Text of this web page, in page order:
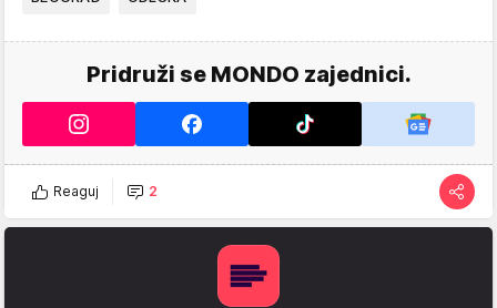
Pridruži se MONDO zajednici.
Reaguj 2